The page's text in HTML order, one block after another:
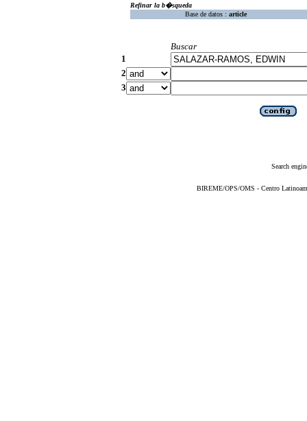
Refinar la b�squeda
Base de datos : article
Buscar
1
2
3
Search
BIREME/OPS/OMS - Centro